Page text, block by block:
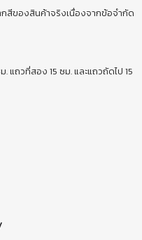
สีของสินค้าจริงเนื่องจากข้อจำกัด
แถวที่สอง 15 ซม. และแถวถัดไป 15